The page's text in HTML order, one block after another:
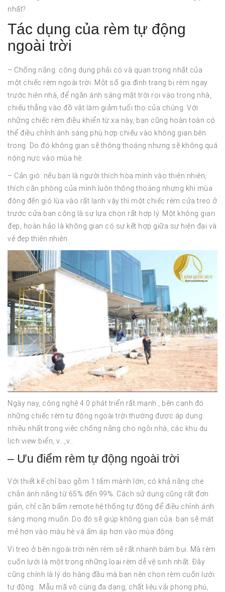
nhất?
Tác dụng của rèm tự động
ngoài trời
– Chống nắng: công dụng phải có và quan trọng nhất của
một chiếc rèm ngoài trời. Một số gia đình trang bị rèm ngay
trước hiên nhà, để ngăn ánh sáng mặt trời rọi vào trong nhà,
chiếu thẳng vào đồ vật làm giảm tuổi thọ của chúng. Với
những chiếc rèm điều khiển từ xa này, bạn cũng hoàn toàn có
thể điều chỉnh ánh sáng phù hợp chiếu vào không gian bên
trong. Do đó không gian sẽ thông thoáng nhưng sẽ không quá
nóng nực vào mùa hè.
– Cản gió: nếu bạn là người thích hòa mình vào thiên nhiên,
thích căn phòng của mình luôn thông thoáng nhưng khi mùa
đông đến gió lùa vào rất lạnh vậy thì một chiếc rèm cửa treo ở
trước cửa ban công là sự lựa chọn rất hợp lý. Một không gian
đẹp, hoàn hảo là không gian có sự kết hợp giữa sự hiện đại và
vẻ đẹp thiên nhiên.
Ngày nay, công nghệ 4.0 phát triển rất mạnh , bên cạnh đó
những chiếc rèm tự động ngoài trời thường được áp dụng
nhiều nhất trong việc chống nắng cho ngôi nhà, các khu du
lịch view biển, v…,v…
– Ưu điểm rèm tự động ngoài trời
Với thiết kế chỉ bao gồm 1 tấm mành lớn, có khả năng che
chắn ánh nắng từ 65% đến 99%. Cách sử dụng cũng rất đơn
giản, chỉ cần bấm remote hệ thống tự động để điều chỉnh ánh
sáng mong muốn. Do đó sẽ giúp không gian của bạn sẽ mát
mẻ hơn vào màu hè và ấm áp hơn vào mùa đông.
Vì treo ở bên ngoài trời nên rèm sẽ rất nhanh bám bụi. Mà rèm
cuốn lưới là một trong những loại rèm dễ vệ sinh nhất. Đây
cũng chính là lý do hàng đầu mà bạn nên chọn rèm cuốn lưới
tự động . Mẫu mã vô cùng đa dạng, chất liệu vải phong phú,